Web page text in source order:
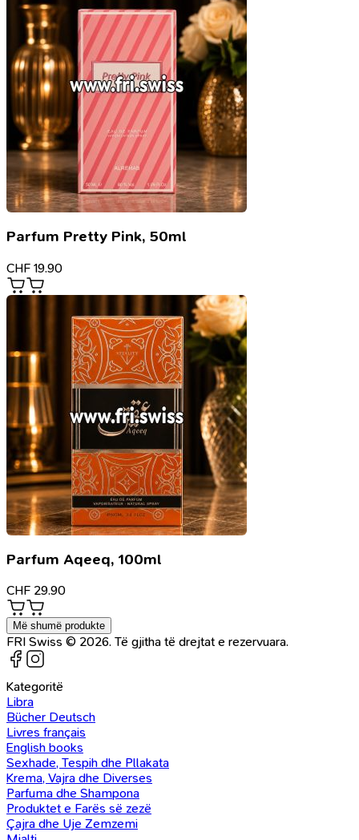
Parfum Pretty Pink, 50ml
CHF 19.90
Parfum Aqeeq, 100ml
CHF 29.90
Më shumë produkte
FRI Swiss © 2026. Të gjitha të drejtat e rezervuara.
Kategoritë
Libra
Bücher Deutsch
Livres français
English books
Sexhade, Tespih dhe Pllakata
Krema, Vajra dhe Diverses
Parfuma dhe Shampona
Produktet e Farës së zezë
Çajra dhe Uje Zemzemi